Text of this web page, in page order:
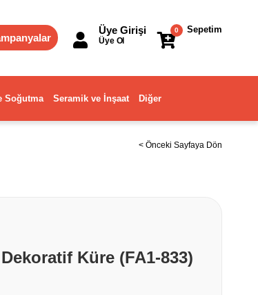
Sepetim
0
Üye Girişi
Üye Ol
Soğutma Seramik ve İnşaat Diğer
< Önceki Sayfaya Dön
Küre (FA1-833)